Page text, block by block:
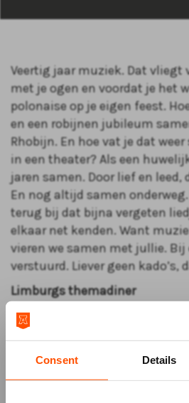
Consent Details
Veertig jaar muziek. Dat vliegt
met je ogen en voordat je het
polonaise op je eigen feest.
en een robijnen jubileum
Rhobijn. En hoe vat je dat
in een theater? Als een
jaren samen. Door lief en
En nog altijd samen
terug bij dat bijna vergeten
elkaar net kenden. Want
vieren we samen met jullie. Bij
verstuurd. Liever geen kado’s,
Limburgs themadiner
Maak je avond uit compleet
themadiner in ons
voorafgaand aan de
genieten van een heerlijk
Reserveren kan direct tijdens